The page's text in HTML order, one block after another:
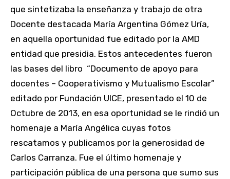
que sintetizaba la enseñanza y trabajo de otra
Docente destacada María Argentina Gómez Uría,
en aquella oportunidad fue editado por la AMD
entidad que presidia. Estos antecedentes fueron
las bases del libro “Documento de apoyo para
docentes – Cooperativismo y Mutualismo Escolar”
editado por Fundación UICE, presentado el 10 de
Octubre de 2013, en esa oportunidad se le rindió un
homenaje a María Angélica cuyas fotos
rescatamos y publicamos por la generosidad de
Carlos Carranza. Fue el último homenaje y
participación pública de una persona que sumo sus